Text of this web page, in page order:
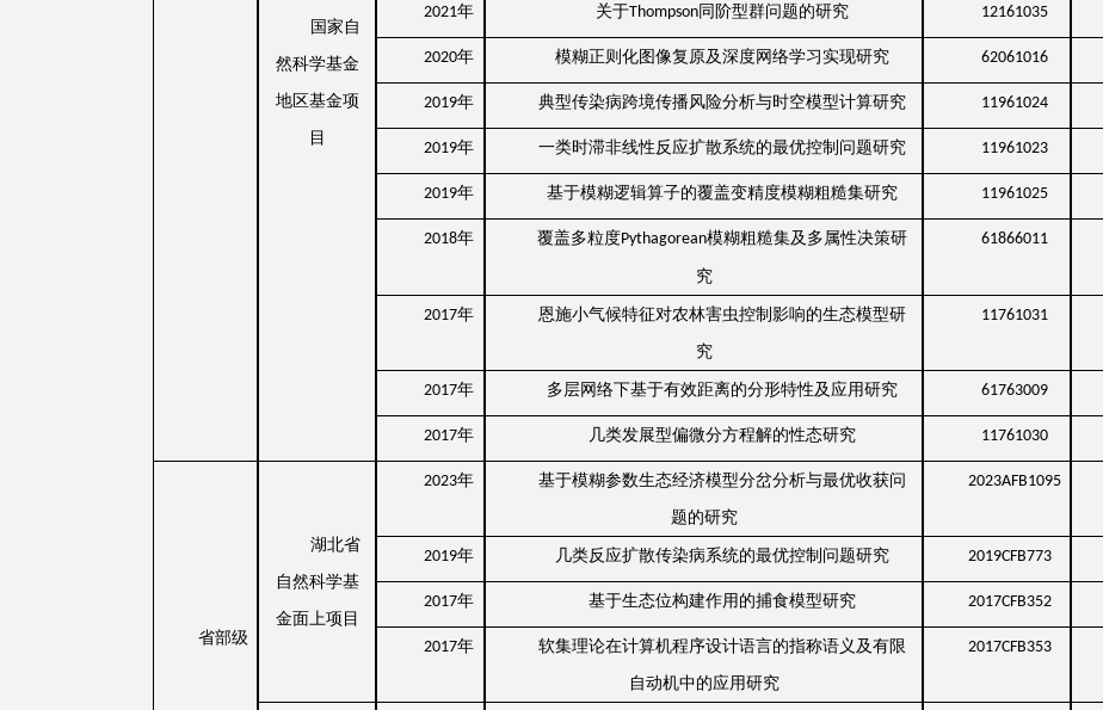
国家自
然科学基金
地区基金项
目
2021年 关于Thompson同阶型群问题的研究 12161035
2020年 模糊正则化图像复原及深度网络学习实现研究 62061016
2019年 典型传染病跨境传播风险分析与时空模型计算研究 11961024
2019年 一类时滞非线性反应扩散系统的最优控制问题研究 11961023
2019年 基于模糊逻辑算子的覆盖变精度模糊粗糙集研究 11961025
2018年 覆盖多粒度Pythagorean模糊粗糙集及多属性决策研
究
61866011
2017年 恩施小气候特征对农林害虫控制影响的生态模型研
究
11761031
2017年 多层网络下基于有效距离的分形特性及应用研究 61763009
2017年 几类发展型偏微分方程解的性态研究 11761030
省部级
湖北省
自然科学基
金面上项目
2023年 基于模糊参数生态经济模型分岔分析与最优收获问
题的研究
2023AFB1095
2019年 几类反应扩散传染病系统的最优控制问题研究 2019CFB773
2017年 基于生态位构建作用的捕食模型研究 2017CFB352
2017年 软集理论在计算机程序设计语言的指称语义及有限
自动机中的应用研究
2017CFB353